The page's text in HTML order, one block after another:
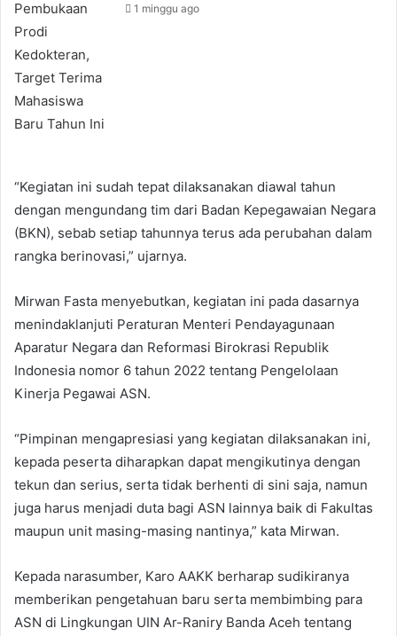
1 minggu ago
“Kegiatan ini sudah tepat dilaksanakan diawal tahun
dengan mengundang tim dari Badan Kepegawaian Negara
(BKN), sebab setiap tahunnya terus ada perubahan dalam
rangka berinovasi,” ujarnya.
Mirwan Fasta menyebutkan, kegiatan ini pada dasarnya
menindaklanjuti Peraturan Menteri Pendayagunaan
Aparatur Negara dan Reformasi Birokrasi Republik
Indonesia nomor 6 tahun 2022 tentang Pengelolaan
Kinerja Pegawai ASN.
“Pimpinan mengapresiasi yang kegiatan dilaksanakan ini,
kepada peserta diharapkan dapat mengikutinya dengan
tekun dan serius, serta tidak berhenti di sini saja, namun
juga harus menjadi duta bagi ASN lainnya baik di Fakultas
maupun unit masing-masing nantinya,” kata Mirwan.
Kepada narasumber, Karo AAKK berharap sudikiranya
memberikan pengetahuan baru serta membimbing para
ASN di Lingkungan UIN Ar-Raniry Banda Aceh tentang